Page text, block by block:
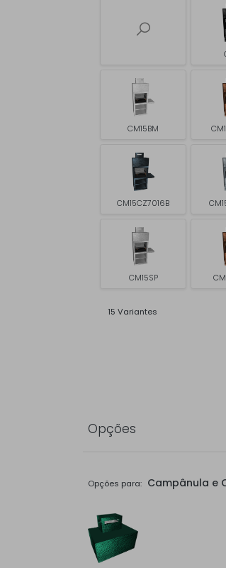
CM15BM
CM15CZ7016B
CM15SP
15 Variantes
Opções
Opções para: Campânula e